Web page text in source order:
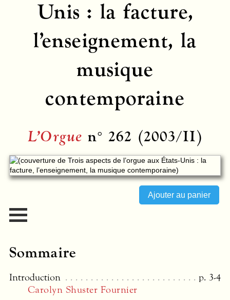
Unis : la facture,
l’enseignement, la
musique
contemporaine
L’Orgue n° 262 (2003/II)
Sommaire
Introduction
p. 3-4
Carolyn Shuster Fournier